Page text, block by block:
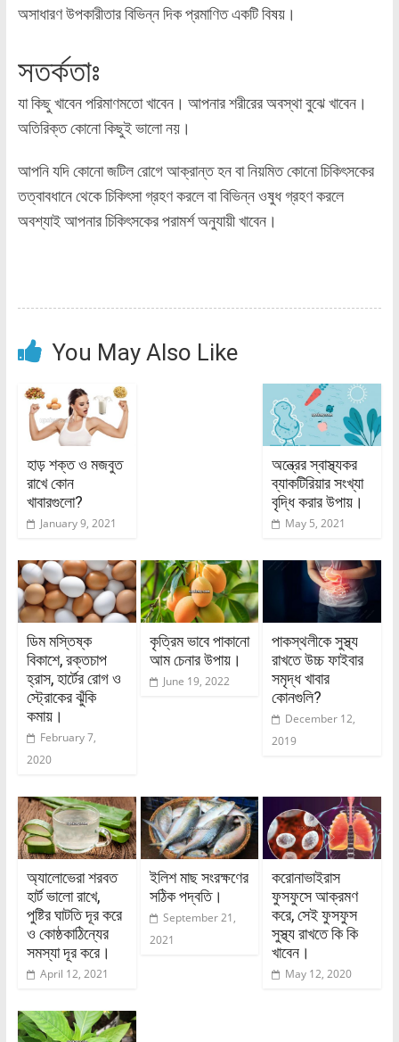
অসাধারণ উপকারীতার বিভিন্ন দিক প্রমাণিত একটি বিষয়।
সতর্কতাঃ
যা কিছু খাবেন পরিমাণমতো খাবেন। আপনার শরীরের অবস্থা বুঝে খাবেন।
অতিরিক্ত কোনো কিছুই ভালো নয়।
আপনি যদি কোনো জটিল রোগে আক্রান্ত হন বা নিয়মিত কোনো চিকিৎসকের
তত্বাবধানে থেকে চিকিৎসা গ্রহণ করলে বা বিভিন্ন ওষুধ গ্রহণ করলে
অবশ্যাই আপনার চিকিৎসকের পরামর্শ অনুযায়ী খাবেন।
You May Also Like
হাড় শক্ত ও মজবুত
রাখে কোন
খাবারগুলো?
January 9, 2021
অন্ত্রের স্বাস্থ্যকর
ব্যাকটিরিয়ার সংখ্যা
বৃদ্ধি করার উপায়।
May 5, 2021
ডিম মস্তিষ্ক
বিকাশে, রক্তচাপ
হ্রাস, হার্টের রোগ ও
স্ট্রোকের ঝুঁকি
কমায়।
February 7,
2020
কৃত্রিম ভাবে পাকানো
আম চেনার উপায়।
June 19, 2022
পাকস্থলীকে সুস্থ্য
রাখতে উচ্চ ফাইবার
সমৃদ্ধ খাবার
কোনগুলি?
December 12,
2019
অ্যালোভেরা শরবত
হার্ট ভালো রাখে,
পুষ্টির ঘাটতি দূর করে
ও কোষ্ঠকাঠিন্যের
সমস্যা দূর করে।
April 12, 2021
ইলিশ মাছ সংরক্ষণের
সঠিক পদ্বতি।
September 21,
2021
করোনাভাইরাস
ফুসফুসে আক্রমণ
করে, সেই ফুসফুস
সুস্থ্য রাখতে কি কি
খাবেন।
May 12, 2020